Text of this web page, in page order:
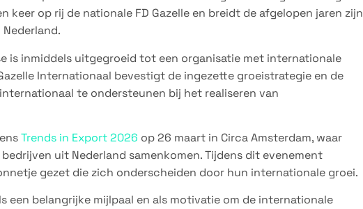
keer op rij de nationale FD Gazelle en breidt de afgelopen jaren zijn
is inmiddels uitgegroeid tot een organisatie met internationale
Internationaal bevestigt de ingezette groeistrategie en de
te ondersteunen bij het realiseren van
Trends in Export 2026 op 26 maart in Circa Amsterdam, waar
uit Nederland samenkomen. Tijdens dit evenement
gezet die zich onderscheiden door hun internationale groei.
een belangrijke mijlpaal en als motivatie om de internationale